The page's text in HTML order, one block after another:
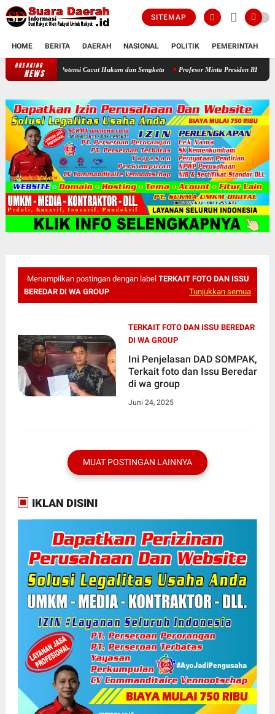
SITEMAP
HOME BERITA DAERAH NASIONAL POLITIK PEMERINTAH
BREAKING
NEWS
Potensi Cacat Hukum dan Sengketa Profesor Minta Presiden RI Perintahkan
Menampilkan postingan dengan label TERKAIT FOTO DAN ISSU
BEREDAR DI WA GROUP
Tunjukkan semua
TERKAIT FOTO DAN ISSU BEREDAR
DI WA GROUP
Ini Penjelasan DAD SOMPAK,
Terkait foto dan Issu Beredar
di wa group
Juni 24, 2025
MUAT POSTINGAN LAINNYA
IKLAN DISINI